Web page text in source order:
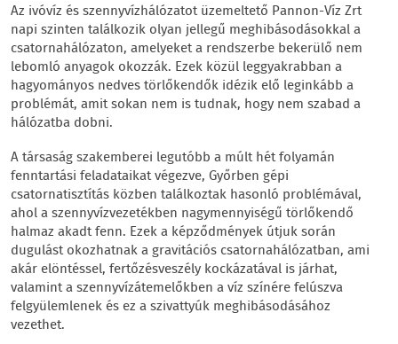
Az ivóvíz és szennyvízhálózatot üzemeltető Pannon-Víz Zrt
napi szinten találkozik olyan jellegű meghibásodásokkal a
csatornahálózaton, amelyeket a rendszerbe bekerülő nem
lebomló anyagok okozzák. Ezek közül leggyakrabban a
hagyományos nedves törlőkendők idézik elő leginkább a
problémát, amit sokan nem is tudnak, hogy nem szabad a
hálózatba dobni.
A társaság szakemberei legutóbb a múlt hét folyamán
fenntartási feladataikat végezve, Győrben gépi
csatornatisztítás közben találkoztak hasonló problémával,
ahol a szennyvízvezetékben nagymennyiségű törlőkendő
halmaz akadt fenn. Ezek a képződmények útjuk során
dugulást okozhatnak a gravitációs csatornahálózatban, ami
akár elöntéssel, fertőzésveszély kockázatával is járhat,
valamint a szennyvízátemelőkben a víz színére felúszva
felgyülemlenek és ez a szivattyúk meghibásodásához
vezethet.